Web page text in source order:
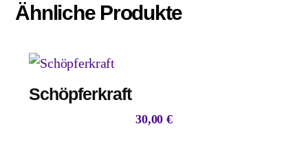
Ähnliche Produkte
Schöpferkraft
30,00 €